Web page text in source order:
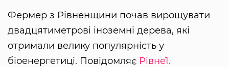
Фермер з Рівненщини почав вирощувати
двадцятиметрові іноземні дерева, які
отримали велику популярність у
біоенергетиці. Повідомляє Рівне1.